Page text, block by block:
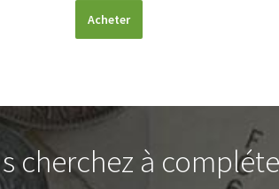
Acheter
cherchez à